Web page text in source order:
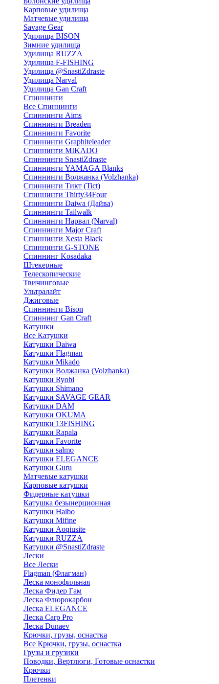
Карповые удилища
Матчевые удилища
Savage Gear
Удилища BISON
Зимние удилища
Удилища RUZZA
Удилища F-FISHING
Удилища @SnastiZdraste
Удилища Narval
Удилища Gan Craft
Спиннинги
Все Спиннинги
Спиннинги Aims
Спиннинги Breaden
Спиннинги Favorite
Спиннинги Graphiteleader
Спиннинги MIKADO
Спиннинги SnastiZdraste
Спиннинги YAMAGA Blanks
Спиннинги Волжанка (Volzhanka)
Спиннинги Тикт (Tict)
Спиннинги Thirty34Four
Спиннинги Daiwa (Дайва)
Спиннинги Tailwalk
Спиннинги Нарвал (Narval)
Спиннинги Major Craft
Спиннинги Xesta Black
Спиннинги G-STONE
Спиннинг Kosadaka
Штекерные
Телескопические
Твичинговые
Ультралайт
Джиговые
Спиннинги Bison
Спиннинг Gan Craft
Катушки
Все Катушки
Катушки Daiwa
Катушки Flagman
Катушки Mikado
Катушки Волжанка (Volzhanka)
Катушки Ryobi
Катушки Shimano
Катушки SAVAGE GEAR
Катушки DAM
Катушки OKUMA
Катушки 13FISHING
Катушки Rapala
Катушки Favorite
Катушки salmo
Катушки ELEGANCE
Катушки Guru
Матчевые катушки
Карповые катушки
Фидерные катушки
Катушка безынерционная
Катушки Haibo
Катушки Mifine
Катушки Aoqiusite
Катушки RUZZA
Катушки @SnastiZdraste
Лески
Все Лески
Flagman (Флагман)
Леска монофильная
Леска Фидер Гам
Леска Флюрокарбон
Леска ELEGANCE
Леска Carp Pro
Леска Dunaev
Крючки, грузы, оснастка
Все Крючки, грузы, оснастка
Грузы и грузики
Поводки, Вертлюги, Готовые оснастки
Крючки
Плетенки